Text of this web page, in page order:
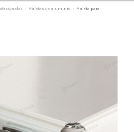
Maletas de aluminio
Maleta para